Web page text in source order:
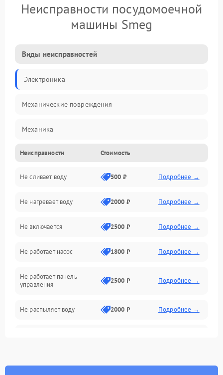
Неисправности посудомоечной
машины Smeg
Виды неисправностей
Электроника
Механические повреждения
Механика
Управление
Электропитание
Датчики
Нагрев
Вода
Гигиена
Программное обеспечение
Неисправности Стоимость
Не сливает воду 500 ₽ Подробнее →
Не нагревает воду 2000 ₽ Подробнее →
Не включается 2500 ₽ Подробнее →
Не работает насос 1800 ₽ Подробнее →
Не работает панель
управления
2500 ₽ Подробнее →
Не распыляет воду 2000 ₽ Подробнее →
Проблемы с набором